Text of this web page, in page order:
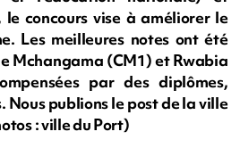
le concours vise à améliorer le
Les meilleures notes ont été
Mchangama (CM1) et Rwabia
par des diplômes,
Nous publions le post de la ville
: ville du Port)